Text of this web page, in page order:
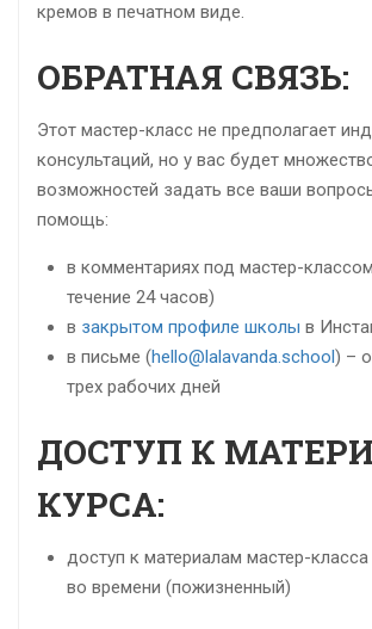
кремов в печатном виде.
ОБРАТНАЯ СВЯЗЬ:
Этот мастер-класс не предполагает
консультаций, но у вас будет
возможностей задать все ваши
помощь:
в комментариях под мастер-
течение 24 часов)
в закрытом профиле школы в
в письме (hello@lalavanda.school) –
трех рабочих дней
ДОСТУП К
КУРСА:
доступ к материалам мастер-класса
во времени (пожизненный)